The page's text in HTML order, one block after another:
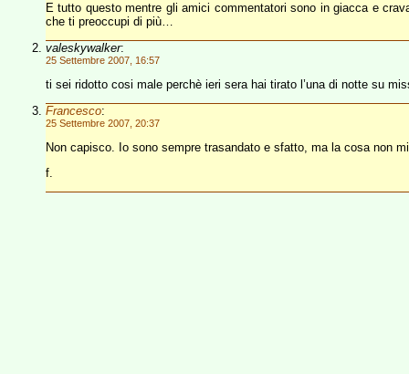
E tutto questo mentre gli amici commentatori sono in giacca e
che ti preoccupi di più…
valeskywalker:
25 Settembre 2007, 16:57
ti sei ridotto cosi male perchè ieri sera hai tirato l’una di notte su
Francesco:
25 Settembre 2007, 20:37
Non capisco. Io sono sempre trasandato e sfatto, ma la cosa non
f.